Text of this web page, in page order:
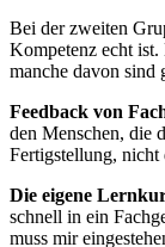
Bei der zweiten
Kompetenz echt
manche davon sind
Feedback von
den Menschen, die
Fertigstellung, nicht
Die eigene
schnell in ein
muss mir